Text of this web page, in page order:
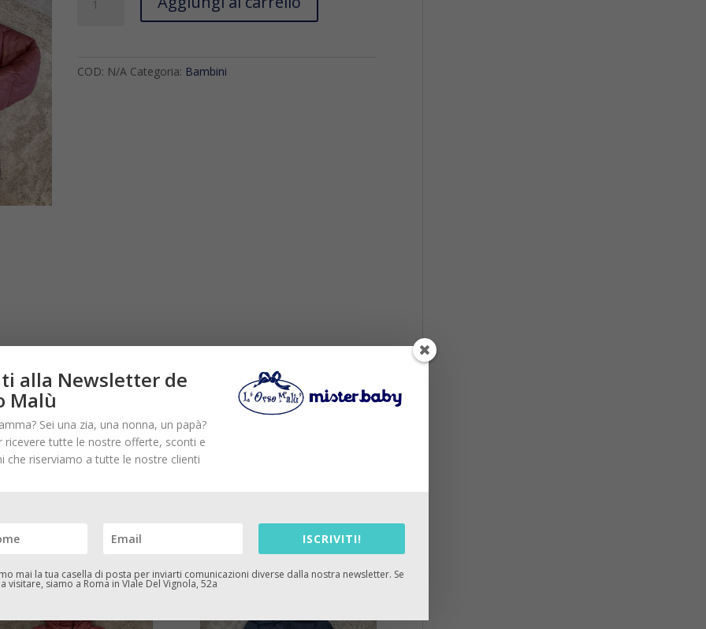
Freedomday
COD: N/A Categoria: Bambini
cappuccio e stella trapuntata sul retro. Ideale per la stagione
alla Newsletter de
Malù
Sei una zia, una nonna, un papà?
ricevere tutte le nostre offerte, sconti e
che riserviamo a tutte le nostre clienti
ISCRIVITI!
mai la tua casella di posta per inviarti comunicazioni diverse dalla nostra newsletter. Se
visitare, siamo a Roma in VIale Del Vignola, 52a